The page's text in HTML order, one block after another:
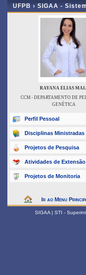
UFPB › SIGAA -
RAYANA ELIAS
CCM - DEPARTAMENTO DE
GENÉTICA
Perfil Pessoal
Disciplinas Ministradas
Projetos de Pesquisa
Atividades de Extensão
Projetos de Monitoria
Ir ao Menu
SIGAA | STI -